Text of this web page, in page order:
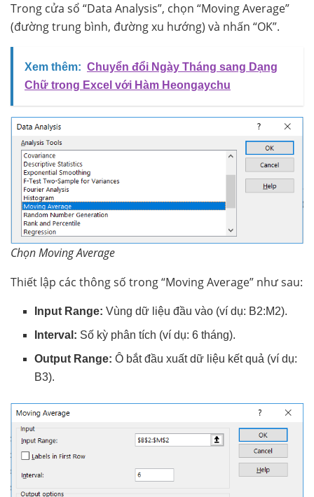
Trong cửa sổ “Data Analysis”, chọn “Moving Average”
(đường trung bình, đường xu hướng) và nhấn “OK”.
Xem thêm: Chuyển đổi Ngày Tháng sang Dạng
Chữ trong Excel với Hàm Heongaychu
Chọn Moving Average
Thiết lập các thông số trong “Moving Average” như sau:
Input Range: Vùng dữ liệu đầu vào (ví dụ: B2:M2).
Interval: Số kỳ phân tích (ví dụ: 6 tháng).
Output Range: Ô bắt đầu xuất dữ liệu kết quả (ví dụ:
B3).